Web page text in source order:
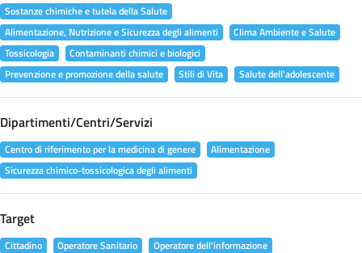
Sostanze chimiche e tutela della Salute
Alimentazione, Nutrizione e Sicurezza degli alimenti
Clima Ambiente e Salute
Tossicologia
Contaminanti chimici e biologici
Prevenzione e promozione della salute
Stili di Vita Salute dell'adolescente
Dipartimenti/Centri/Servizi
Centro di riferimento per la medicina di genere
Alimentazione
Sicurezza chimico-tossicologica degli alimenti
Target
Cittadino Operatore Sanitario Operatore dell'informazione